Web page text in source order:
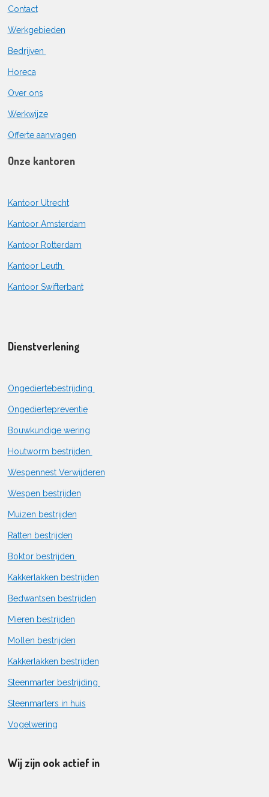
Contact
Werkgebieden
Bedrijven
Horeca
Over ons
Werkwijze
Offerte aanvragen
Onze kantoren
Kantoor Utrecht
Kantoor Amsterdam
Kantoor Rotterdam
Kantoor Leuth
Kantoor Swifterbant
Dienstverlening
Ongediertebestrijding
Ongediertepreventie
Bouwkundige wering
Houtworm bestrijden
Wespennest Verwijderen
Wespen bestrijden
Muizen bestrijden
Ratten bestrijden
Boktor bestrijden
Kakkerlakken bestrijden
Bedwantsen bestrijden
Mieren bestrijden
Mollen bestrijden
Kakkerlakken bestrijden
Steenmarter bestrijding
Steenmarters in huis
Vogelwering
Wij zijn ook actief in